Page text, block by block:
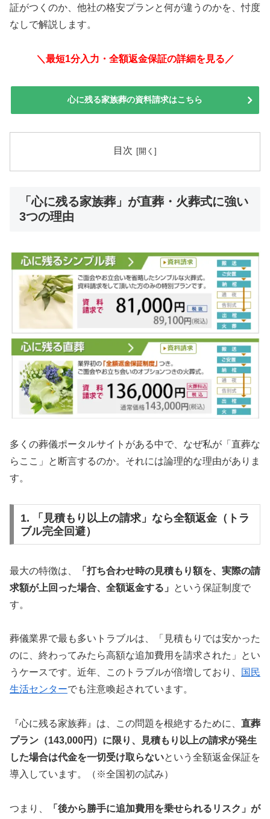
証がつくのか、他社の格安プランと何が違うのかを、忖度
なしで解説します。
＼最短1分入力・全額返金保証の詳細を見る／
心に残る家族葬の資料請求はこちら
目次
「心に残る家族葬」が直葬・火葬式に強い
3つの理由
多くの葬儀ポータルサイトがある中で、なぜ私が「直葬な
らここ」と断言するのか。それには論理的な理由がありま
す。
1. 「見積もり以上の請求」なら全額返金（トラ
ブル完全回避）
最大の特徴は、
「打ち合わせ時の見積もり額を、実際の請
求額が上回った場合、全額返金する」
という保証制度で
す。
葬儀業界で最も多いトラブルは、「見積もりでは安かった
のに、終わってみたら高額な追加費用を請求された」とい
うケースです。近年、このトラブルが倍増しており、
国民
生活センターでも注意喚起されています。
『心に残る家族葬』は、この問題を根絶するために、 直葬
プラン（143,000円）に限り、見積もり以上の請求が発生
した場合は代金を一切受け取らないという全額返金保証を
導入しています。（※全国初の試み）
つまり、 「後から勝手に追加費用を乗せられるリスク」が